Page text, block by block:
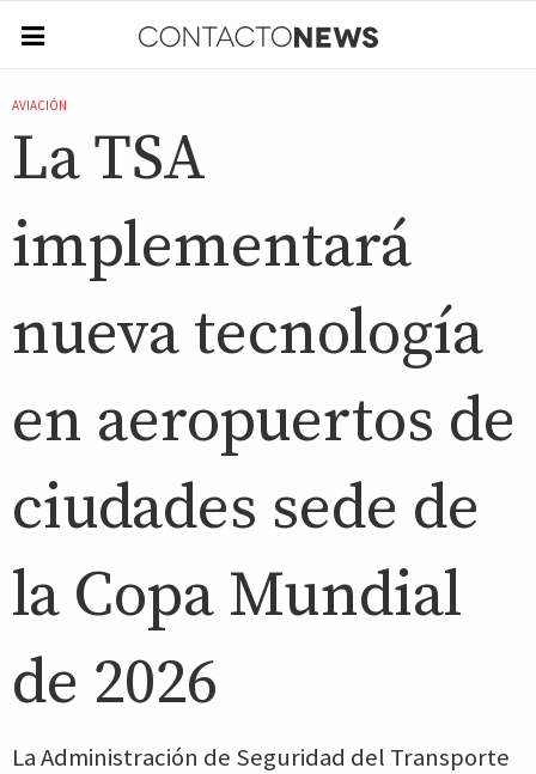
AVIACIÓN
La TSA
implementará
nueva tecnología
en aeropuertos de
ciudades sede de
la Copa Mundial
de 2026
La Administración de Seguridad del Transporte